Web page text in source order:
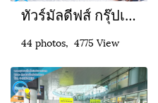
ทัวร์มัลดีฟส์ กรุ๊ปเหมามัลดีฟส์ ClubMed Kani by CHY Cushion
44 photos, 4775 View